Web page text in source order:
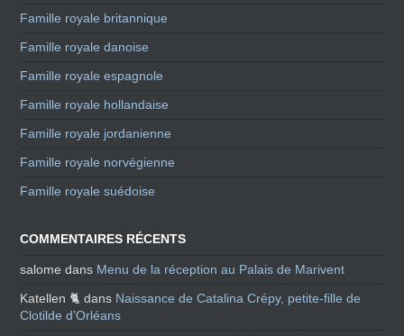
Famille royale britannique
Famille royale danoise
Famille royale espagnole
Famille royale hollandaise
Famille royale jordanienne
Famille royale norvégienne
Famille royale suédoise
COMMENTAIRES RÉCENTS
salome dans Menu de la réception au Palais de Marivent
Katellen 🐈 dans Naissance de Catalina Crépy, petite-fille de
Clotilde d’Orléans